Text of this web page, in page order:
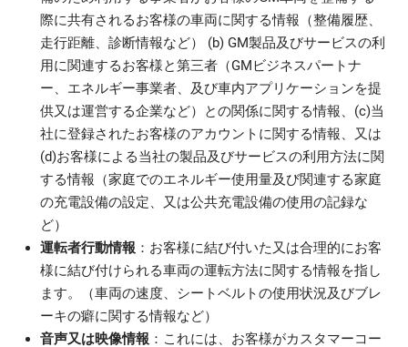
際に共有されるお客様の車両に関する情報（整備履歴、
走行距離、診断情報など） (b) GM製品及びサービスの利
用に関連するお客様と第三者（GMビジネスパートナ
ー、エネルギー事業者、及び車内アプリケーションを提
供又は運営する企業など）との関係に関する情報、(c)当
社に登録されたお客様のアカウントに関する情報、又は
(d)お客様による当社の製品及びサービスの利用方法に関
する情報（家庭でのエネルギー使用量及び関連する家庭
の充電設備の設定、又は公共充電設備の使用の記録な
ど）
運転者行動情報 ：お客様に結び付いた又は合理的にお客
様に結び付けられる車両の運転方法に関する情報を指し
ます。（車両の速度、シートベルトの使用状況及びブレ
ーキの癖に関する情報など）
音声又は映像情報 ：これには、お客様がカスタマーコー